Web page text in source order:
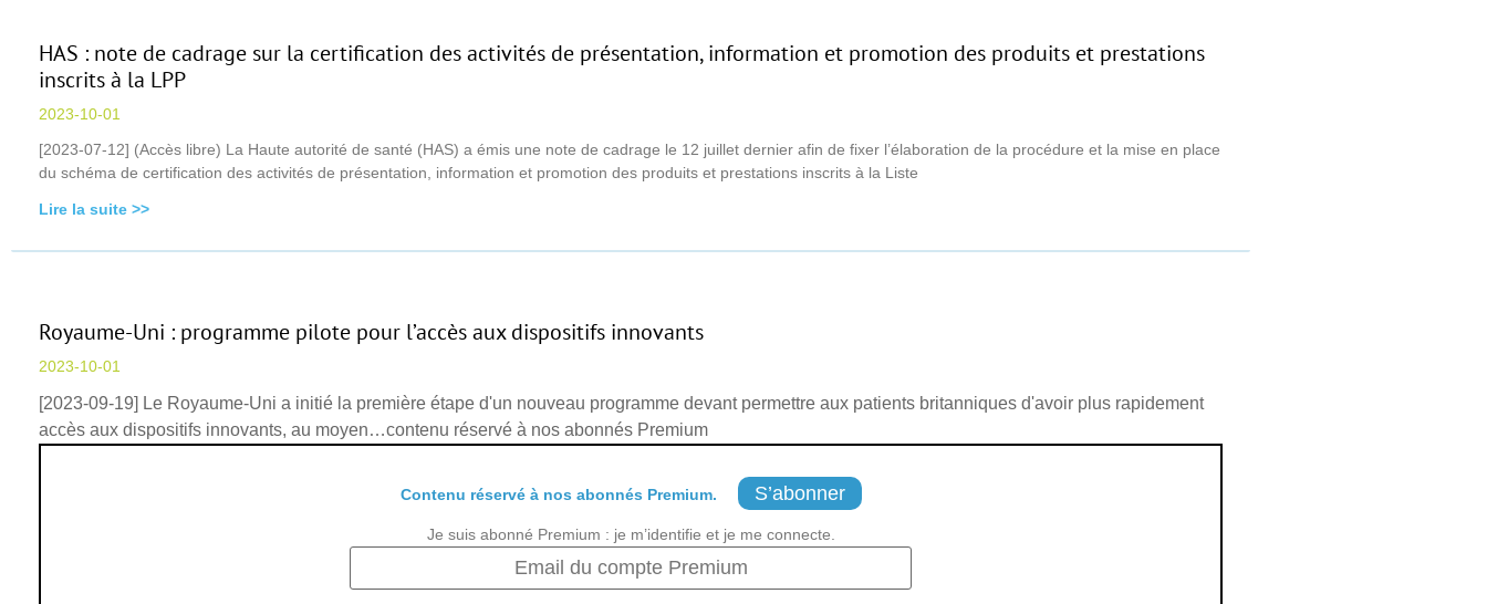
HAS : note de cadrage sur la certification des activités de présentation, information et promotion des produits et prestations
inscrits à la LPP
2023-10-01
[2023-07-12] (Accès libre) La Haute autorité de santé (HAS) a émis une note de cadrage le 12 juillet dernier afin de fixer l’élaboration de la procédure et la mise en place
du schéma de certification des activités de présentation, information et promotion des produits et prestations inscrits à la Liste
Lire la suite >>
Royaume-Uni : programme pilote pour l’accès aux dispositifs innovants
2023-10-01
[2023-09-19] Le Royaume-Uni a initié la première étape d'un nouveau programme devant permettre aux patients britanniques d'avoir plus rapidement
accès aux dispositifs innovants, au moyen…contenu réservé à nos abonnés Premium
Contenu réservé à nos abonnés Premium. S’abonner
Je suis abonné Premium : je m’identifie et je me connecte.